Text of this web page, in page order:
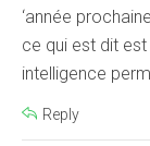
‘année
ce qui est dit est
intelligence
Reply